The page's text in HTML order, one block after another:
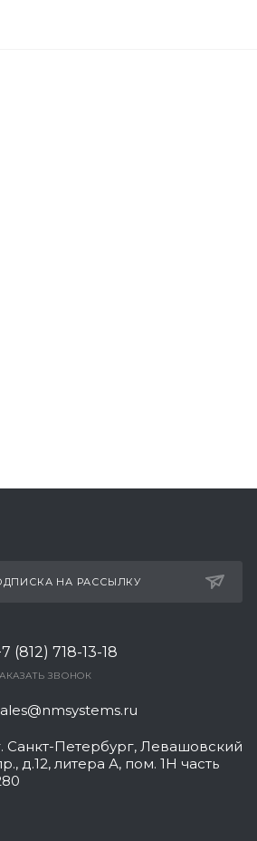
НА РАССЫЛКУ
(812) 718-13-18
ЗВОНОК
Санкт-Петербург, Левашовский
д.12, литера А, пом. 1Н часть